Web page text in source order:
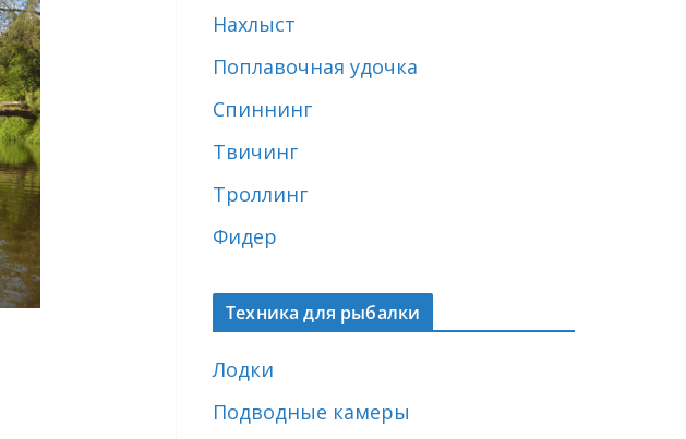
Нахлыст
Поплавочная удочка
Спиннинг
Твичинг
Троллинг
Фидер
Техника для рыбалки
Лодки
Подводные камеры